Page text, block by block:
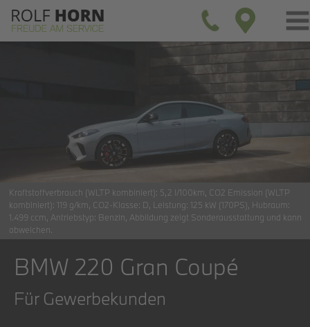
Kraftstoffverbrauch (WLTP kombiniert): 5,2 l/100km CO2 Emission (WLTP
kombiniert): 119 g/km CO2-Klasse: D Leistung: 125 kW (170PS) Hubraum:
1.499 ccm Antriebstyp: Benzin Abbildung zeigt Sonderausstattung und kann
abweichen.
BMW 220 Gran Coupé
Für Gewerbekunden